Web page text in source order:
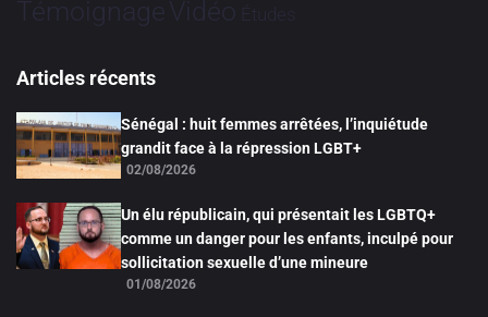
TémoignageVidéo Études
Articles récents
Sénégal : huit femmes arrêtées, l’inquiétude
grandit face à la répression LGBT+
02/08/2026
Un élu républicain, qui présentait les LGBTQ+
comme un danger pour les enfants, inculpé pour
sollicitation sexuelle d’une mineure
01/08/2026